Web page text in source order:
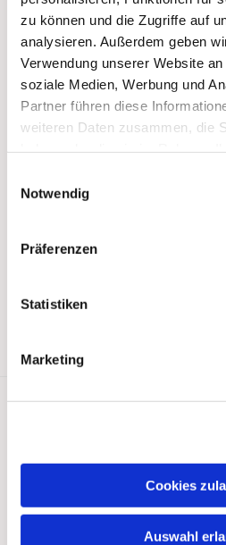
zu können und die Zugriffe auf
analysieren. Außerdem geben
Verwendung unserer Website
soziale Medien, Werbung und
Partner führen diese
weiteren Daten zusammen, die
Notwendig
Präferenzen
Statistiken
Marketing
Cookies
Auswahl
Kontakt